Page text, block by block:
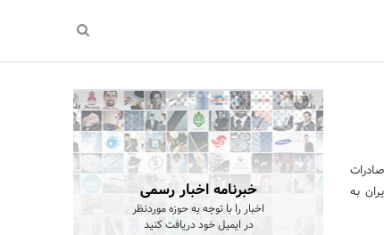
به
خبرنامه اخبار رسمی
اخبار را با توجه به حوزه موردنظر
در ایمیل خود دریافت کنید